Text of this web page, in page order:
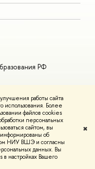
работы сайта
Более
файлов cookies
персональных
сайтом, вы
об
НИУ ВШЭ и согласны
данных. Вы
настройках Вашего
✖
РФ
Условия
вШколе дизайна НИУ